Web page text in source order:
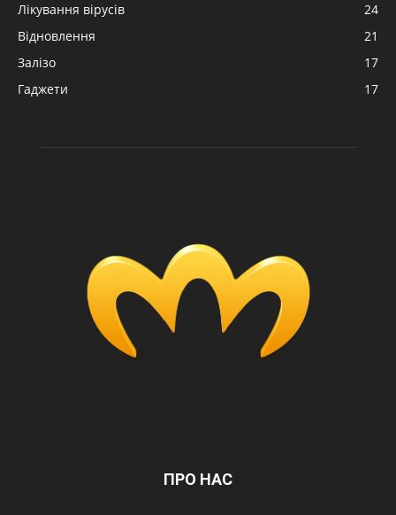
Лікування вірусів
24
Відновлення
21
Залізо
17
Гаджети
17
ПРО НАС